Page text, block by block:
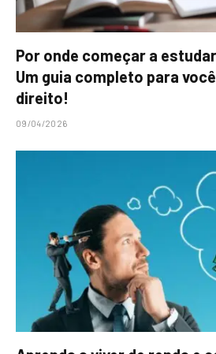
Por onde começar a
Um guia completo para
direito!
09/04/2026